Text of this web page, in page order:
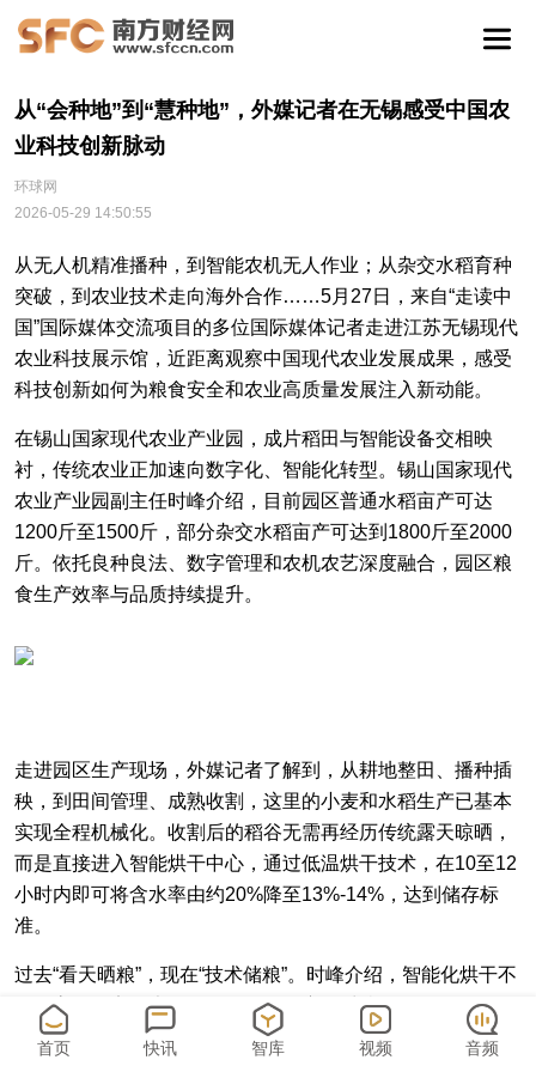
从“会种地”到“慧种地”，外媒记者在无锡感受中国农
业科技创新脉动
环球网
2026-05-29 14:50:55
从无人机精准播种，到智能农机无人作业；从杂交水稻育种
突破，到农业技术走向海外合作……5月27日，来自“走读中
国”国际媒体交流项目的多位国际媒体记者走进江苏无锡现代
农业科技展示馆，近距离观察中国现代农业发展成果，感受
科技创新如何为粮食安全和农业高质量发展注入新动能。
在锡山国家现代农业产业园，成片稻田与智能设备交相映
衬，传统农业正加速向数字化、智能化转型。锡山国家现代
农业产业园副主任时峰介绍，目前园区普通水稻亩产可达
1200斤至1500斤，部分杂交水稻亩产可达到1800斤至2000
斤。依托良种良法、数字管理和农机农艺深度融合，园区粮
食生产效率与品质持续提升。
走进园区生产现场，外媒记者了解到，从耕地整田、播种插
秧，到田间管理、成熟收割，这里的小麦和水稻生产已基本
实现全程机械化。收割后的稻谷无需再经历传统露天晾晒，
而是直接进入智能烘干中心，通过低温烘干技术，在10至12
小时内即可将含水率由约20%降至13%-14%，达到储存标
准。
过去“看天晒粮”，现在“技术储粮”。时峰介绍，智能化烘干不
仅提高了效率，也有效降低了天气变化对粮食收储的影响。
首页 快讯 智库 视频 音频